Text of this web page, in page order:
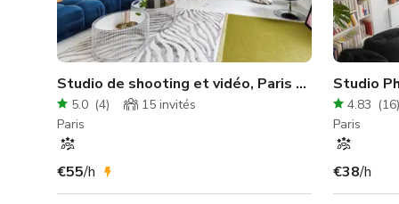
Studio de shooting et vidéo, Paris Est - Lumières incluses
5.0 (4) 15 invités
Paris
€55/h
Studio
4.83 (16)
Paris
€38/h